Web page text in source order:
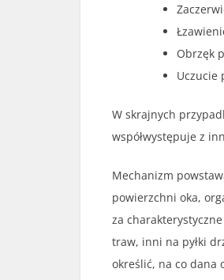
Obrzęk
Uczucie
W skrajnych
współwystępuje z
Mechanizm
powierzchni oka,
za
traw, inni na pyłki
określić, na co dana